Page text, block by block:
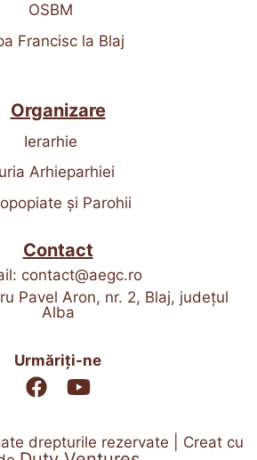
OSBM
Francisc la Blaj
Organizare
Ierarhie
Arhieparhiei
și Parohii
Contact
contact@aegc.ro
Pavel Aron, nr. 2, Blaj, județul
Alba
Urmăriți-ne
drepturile rezervate | Creat cu